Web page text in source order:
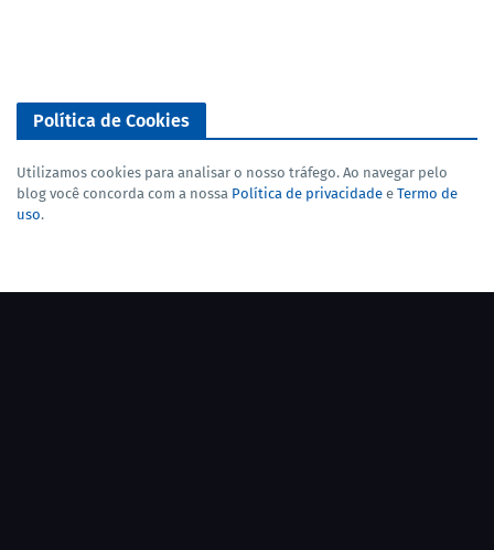
Política de Cookies
Utilizamos cookies para analisar o nosso tráfego. Ao navegar pelo
blog você concorda com a nossa Política de privacidade e Termo de
uso.